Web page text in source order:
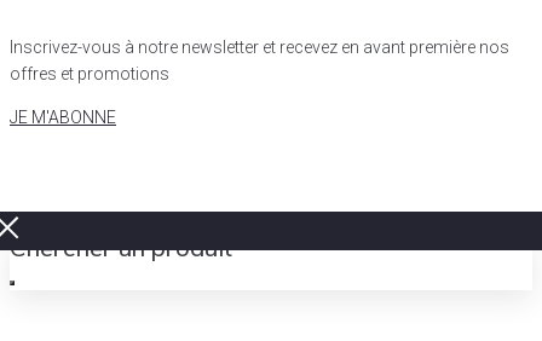
Inscrivez-vous à notre newsletter et recevez en avant première nos
offres et promotions
JE M'ABONNE